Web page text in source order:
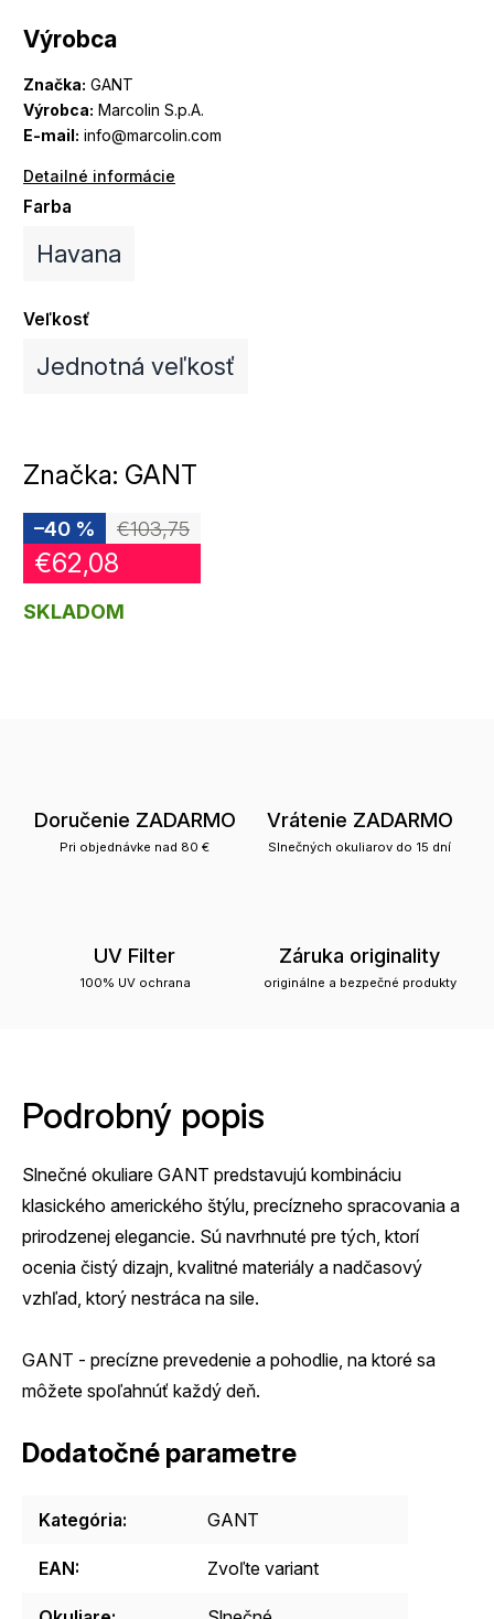
Výrobca
Značka: GANT
Výrobca: Marcolin S.p.A.
E-mail: info@marcolin.com
Detailné informácie
Farba
Havana
Veľkosť
Jednotná veľkosť
Značka: GANT
€103,75
–40 %
€62,08
SKLADOM
Doručenie ZADARMO
Pri objednávke nad 80 €
Vrátenie ZADARMO
Slnečných okuliarov do 15 dní
UV Filter
100% UV ochrana
Záruka originality
originálne a bezpečné produkty
Podrobný popis
Slnečné okuliare GANT predstavujú kombináciu
klasického amerického štýlu, precízneho spracovania a
prirodzenej elegancie. Sú navrhnuté pre tých, ktorí
ocenia čistý dizajn, kvalitné materiály a nadčasový
vzhľad, ktorý nestráca na sile.
GANT - precízne prevedenie a pohodlie, na ktoré sa
môžete spoľahnúť každý deň.
Dodatočné parametre
Kategória: GANT
EAN: Zvoľte variant